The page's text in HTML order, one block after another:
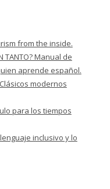
from the inside.
TANTO? Manual de
aprende español.
Clásicos modernos
para los tiempos
inclusivo y lo